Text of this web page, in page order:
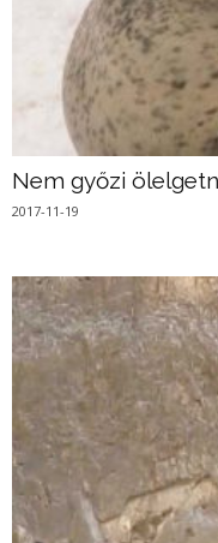
Nem győzi
2017-11-19